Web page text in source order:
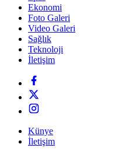
Ekonomi
Foto Galeri
Video Galeri
Sağlık
Teknoloji
İletişim
Künye
İletişim